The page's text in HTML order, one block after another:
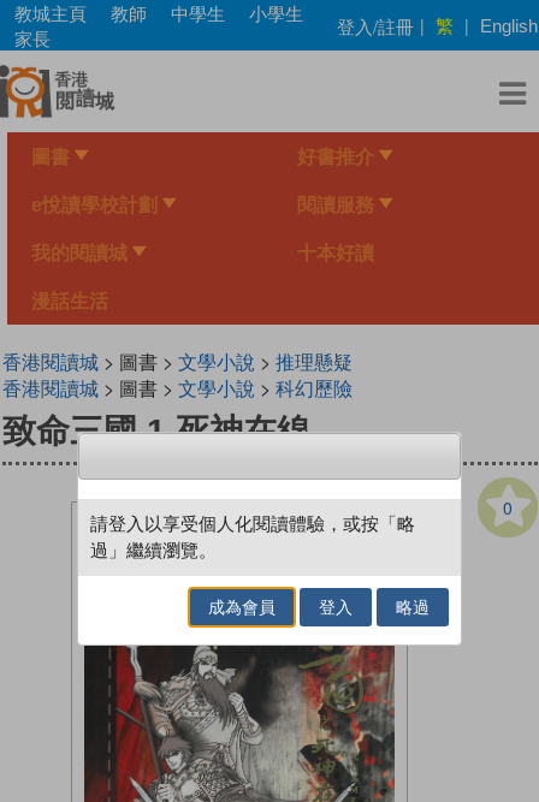
Skip
main
content
教城主頁 教師 中學生
小學生
家長
登入/註冊 | 繁 | English
圖書 好書推介
e悅讀學校計劃 閱讀服務
我的閱讀城 十本好讀
漫話生活
香港閱讀城> 圖書 > 文學小說 > 推理懸疑
香港閱讀城> 圖書 > 文學小說 > 科幻歷險
致命三國 1 死神在線
0
請登入以享受個人化閱讀體驗，或按「略
過」繼續瀏覽。
成為會員 登入 略過